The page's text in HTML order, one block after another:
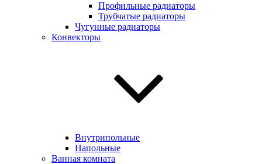
Профильные радиаторы
Трубчатые радиаторы
Чугунные радиаторы
Конвекторы
Внутрипольные
Напольные
Ванная комната